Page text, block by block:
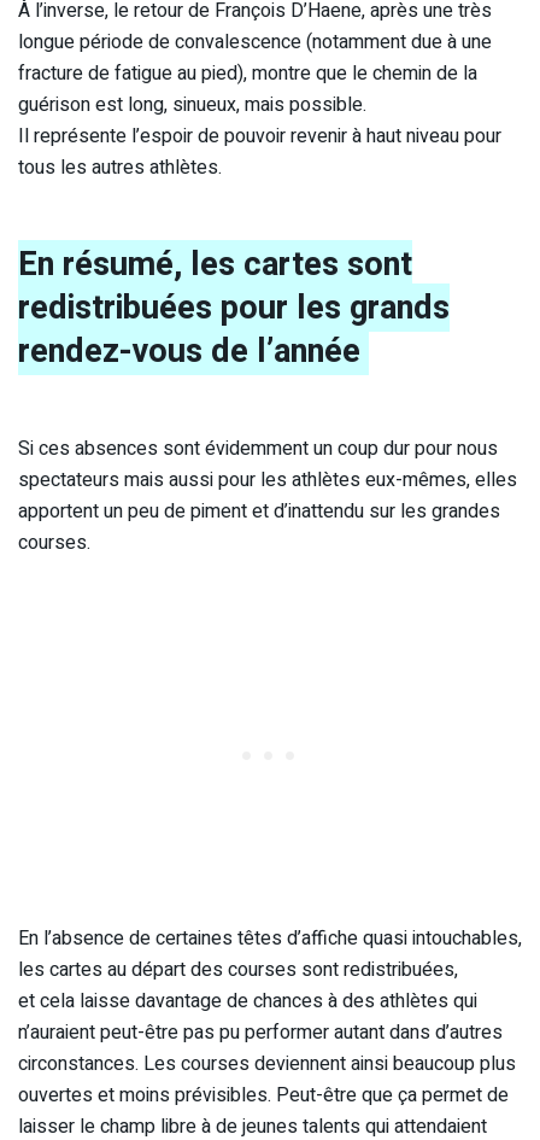
À l’inverse, le retour de François D’Haene, après une très
longue période de convalescence (notamment due à une
fracture de fatigue au pied), montre que le chemin de la
guérison est long, sinueux, mais possible.
Il représente l’espoir de pouvoir revenir à haut niveau pour
tous les autres athlètes.
En résumé, les cartes sont
redistribuées pour les grands
rendez-vous de l’année
Si ces absences sont évidemment un coup dur pour nous
spectateurs mais aussi pour les athlètes eux-mêmes, elles
apportent un peu de piment et d’inattendu sur les grandes
courses.
En l’absence de certaines têtes d’affiche quasi intouchables,
les cartes au départ des courses sont redistribuées,
et cela laisse davantage de chances à des athlètes qui
n’auraient peut-être pas pu performer autant dans d’autres
circonstances. Les courses deviennent ainsi beaucoup plus
ouvertes et moins prévisibles. Peut-être que ça permet de
laisser le champ libre à de jeunes talents qui attendaient